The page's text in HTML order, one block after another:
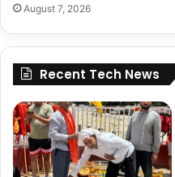
August 7, 2026
Recent Tech News